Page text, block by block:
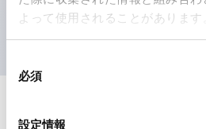
よって使用されることがあります
必須
設定情報
UL、CSA、TÜV、CCC認証品。
ドキュメントとファイル